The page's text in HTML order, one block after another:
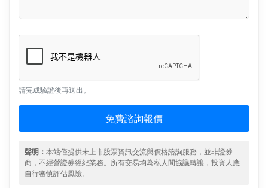
請完成驗證後再送出。
免費諮詢報價
聲明： 本站僅提供未上市股票資訊交流與價格諮詢服務，並非證券
商，不經營證券經紀業務。所有交易均為私人間協議轉讓，投資人應
自行審慎評估風險。